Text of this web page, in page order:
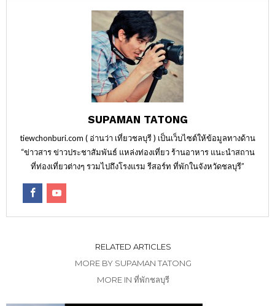
SUPAMAN TATONG
tiewchonburi.com ( อ่านว่า เที่ยวชลบุรี ) เป็นเว็บไซต์ให้ข้อมูลทางด้าน
“ข่าวสาร ข่าวประชาสัมพันธ์ แหล่งท่องเที่ยว ร้านอาหาร แนะนำสถาน
ที่ท่องเที่ยวต่างๆ รวมไปถึงโรงแรม รีสอร์ท ที่พักในจังหวัดชลบุรี”
RELATED ARTICLES
MORE BY SUPAMAN TATONG
MORE IN ที่พักชลบุรี